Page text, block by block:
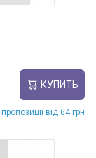
КУПИТЬ
від 64 грн